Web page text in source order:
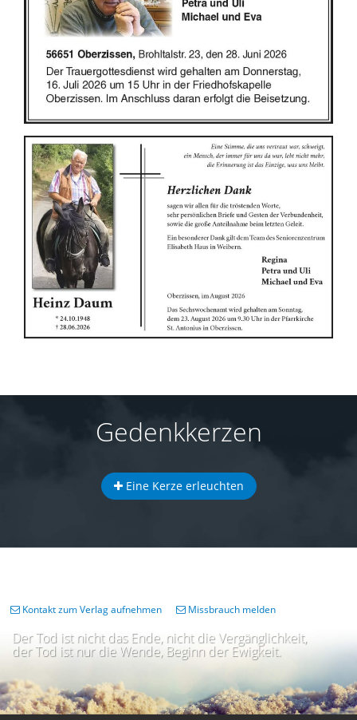
Gedenkkerzen
Eine Kerze erleuchten
Der Tod ist nicht das Ende, nicht die Vergänglichkeit,
der Tod ist nur die Wende, Beginn der Ewigkeit.
Kontakt zum Verlag aufnehmen Missbrauch melden